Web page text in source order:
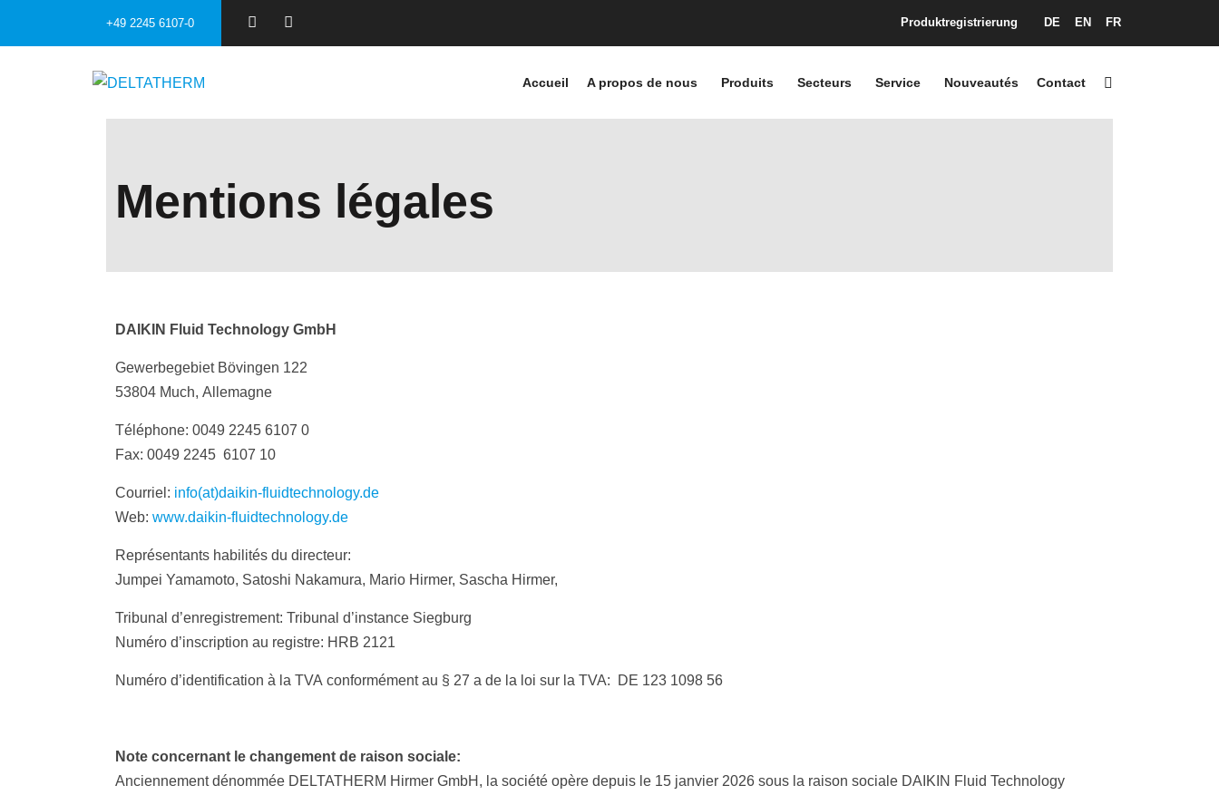
+49 2245 6107-0 Produktregistrierung DE EN FR
Accueil A propos de nous Produits Secteurs Service Nouveautés Contact
Mentions légales
DAIKIN Fluid Technology GmbH
Gewerbegebiet Bövingen 122
53804 Much, Allemagne
Téléphone: 0049 2245 6107 0
Fax: 0049 2245 6107 10
Courriel: info(at)daikin-fluidtechnology.de
Web: www.daikin-fluidtechnology.de
Représentants habilités du directeur:
Jumpei Yamamoto, Satoshi Nakamura, Mario Hirmer, Sascha Hirmer,
Tribunal d’enregistrement: Tribunal d’instance Siegburg
Numéro d’inscription au registre: HRB 2121
Numéro d’identification à la TVA conformément au § 27 a de la loi sur la TVA: DE 123 1098 56
Note concernant le changement de raison sociale:
Anciennement dénommée DELTATHERM Hirmer GmbH, la société opère depuis le 15 janvier 2026 sous la raison sociale DAIKIN Fluid Technology